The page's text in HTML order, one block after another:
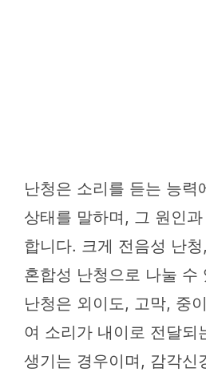
난청은 소리를 듣는 능력
상태를 말하며, 그 원인
합니다. 크게 전음성 난
혼합성 난청으로 나눌 수
난청은 외이도, 고막, 중
여 소리가 내이로 전달되
생기는 경우이며, 감각신